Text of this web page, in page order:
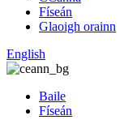
Físeán
Glaoigh orainn
English
Baile
Físeán